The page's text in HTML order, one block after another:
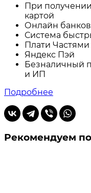
При
картой
Онлайн
Система
Плати
Яндекс Пэй
Безналичный
и ИП
Подробнее
Рекомендуем